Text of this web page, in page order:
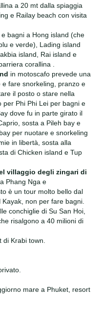
a 20 mt dalla spiaggia
e Railay beach con visita
bagni a Hong island (che
e verde), Lading island
island, Rai island e
corallina .
in motoscafo prevede una
fare snorkeling, pranzo e
il posto o stare nella
per Phi Phi Lei per bagni e
dove fu in parte girato il
sosta a Pileh bay e
per nuotare e snorkeling
in libertà, sosta alla
di Chicken island e Tup
villaggio degli zingari di
Phang Nga e
è un tour molto bello dal
non per fare bagni.
conchiglie di Su San Hoi,
risalgono a 40 milioni di
Krabi town.
mare a Phuket, resort